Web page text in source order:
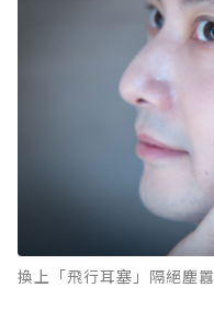
換上「飛行耳塞」隔絕塵